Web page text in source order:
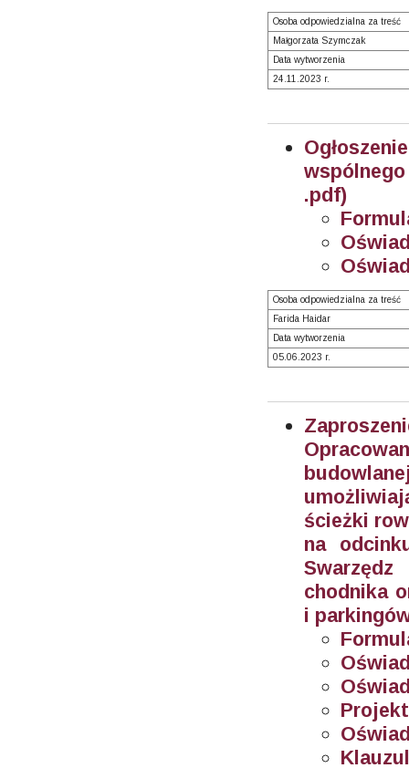
Osoba odpowiedzialna za treść
Małgorzata Szymczak
Data wytworzenia
24.11.2023 r.
.pdf)
Osoba odpowiedzialna za treść
Farida Haidar
Data wytworzenia
05.06.2023 r.
ścieżki
na
chodnika
i